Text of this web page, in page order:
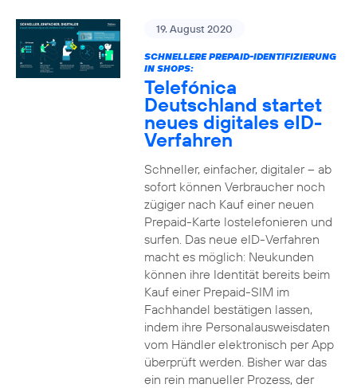
19. August 2020
SCHNELLERE PREPAID-IDENTIFIZIERUNG
IN SHOPS:
Telefónica
Deutschland startet
neues digitales eID-
Verfahren
Schneller, einfacher, digitaler – ab
sofort können Verbraucher noch
zügiger nach Kauf einer neuen
Prepaid-Karte lostelefonieren und
surfen. Das neue eID-Verfahren
macht es möglich: Neukunden
können ihre Identität bereits beim
Kauf einer Prepaid-SIM im
Fachhandel bestätigen lassen,
indem ihre Personalausweisdaten
vom Händler elektronisch per App
überprüft werden. Bisher war das
ein rein manueller Prozess, der